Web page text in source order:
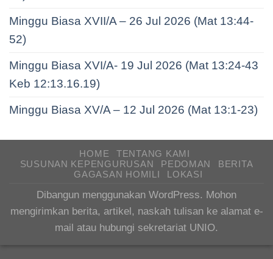
Minggu Biasa XVII/A – 26 Jul 2026 (Mat 13:44-
52)
Minggu Biasa XVI/A- 19 Jul 2026 (Mat 13:24-43
Keb 12:13.16.19)
Minggu Biasa XV/A – 12 Jul 2026 (Mat 13:1-23)
HOME
TENTANG KAMI
SUSUNAN KEPENGURUSAN
PEDOMAN
BERITA
GAGASAN HOMILI
LOKASI
Dibangun menggunakan WordPress. Mohon
mengirimkan berita, artikel, naskah tulisan ke alamat e-
mail atau hubungi sekretariat UNIO.